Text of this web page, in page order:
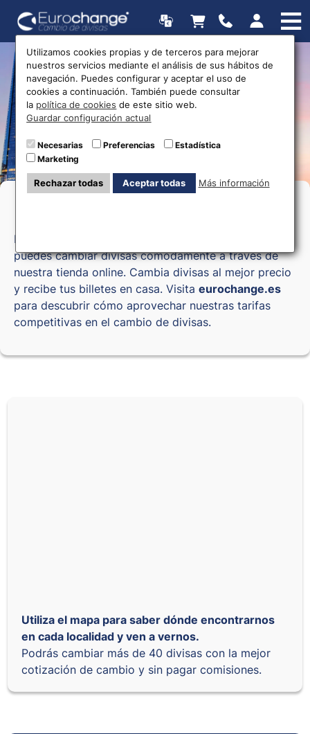
Oficinas de cambio de
divisas
Eurochange, tu casa de cambio online en Cuenca,
puedes cambiar divisas cómodamente a través de
nuestra tienda online. Cambia divisas al mejor precio
y recibe tus billetes en casa. Visita eurochange.es
para descubrir cómo aprovechar nuestras tarifas
competitivas en el cambio de divisas.
Utiliza el mapa para saber dónde encontrarnos
en cada localidad y ven a vernos.
Podrás cambiar más de 40 divisas con la mejor
cotización de cambio y sin pagar comisiones.
Utilizamos cookies propias y de terceros para mejorar
nuestros servicios mediante el análisis de sus hábitos de
navegación. Puedes configurar y aceptar el uso de
cookies a continuación. También puede consultar
la política de cookies de este sitio web.
Guardar configuración actual
Necesarias Preferencias
Estadística
Marketing
Rechazar todas Aceptar todas Más información